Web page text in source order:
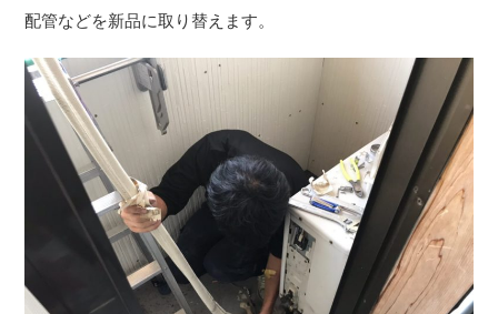
配管などを新品に取り替えます。